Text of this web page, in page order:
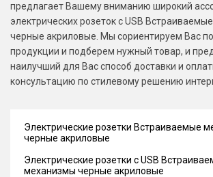
предлагает Вашему вниманию широкий
электрических розеток с USB
черные акриловые. Мы сориентируем Вас
продукции и подберем нужный товар, и
наилучший для Вас способ доставки и
консультацию по стилевому решению
Электрические розетки Встраиваемые
черные акриловые
Электрические розетки с USB
механизмы черные акриловые